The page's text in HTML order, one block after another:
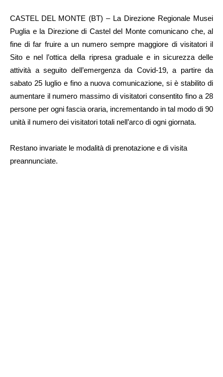
CASTEL DEL MONTE (BT) – La Direzione Regionale Musei
Puglia e la Direzione di Castel del Monte comunicano che, al
fine di far fruire a un numero sempre maggiore di visitatori il
Sito e nel l’ottica della ripresa graduale e in sicurezza delle
attività a seguito dell’emergenza da Covid-19, a partire da
sabato 25 luglio e fino a nuova comunicazione, si è stabilito di
aumentare il numero massimo di visitatori consentito fino a 28
persone per ogni fascia oraria, incrementando in tal modo di 90
unità il numero dei visitatori totali nell’arco di ogni giornata.
Restano invariate le modalità di prenotazione e di visita
preannunciate.